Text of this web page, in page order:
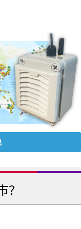
？